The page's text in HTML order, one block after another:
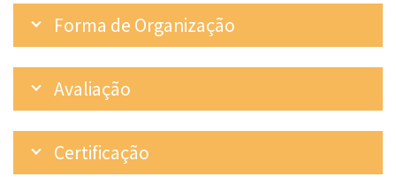
Forma de Organização
Avaliação
Certificação